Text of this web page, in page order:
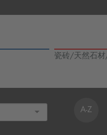
瓷砖/天然石
A-Z